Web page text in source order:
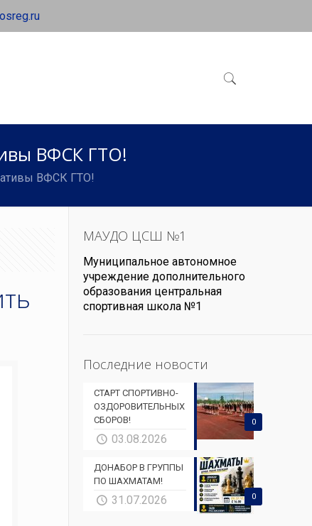
ВФСК ГТО!
ВФСК ГТО!
МАУДО ЦСШ №1
Муниципальное автономное
учреждение дополнительного
образования центральная
спортивная школа №1
Последние новости
0
СТАРТ СПОРТИВНО-
ОЗДОРОВИТЕЛЬНЫХ
СБОРОВ!
03.08.2026
0
ДОНАБОР В ГРУППЫ
ПО ШАХМАТАМ!
31.07.2026